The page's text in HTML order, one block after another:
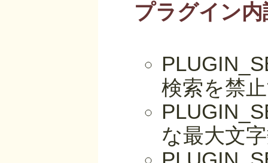
プラグイン内
検索を禁
な最大文